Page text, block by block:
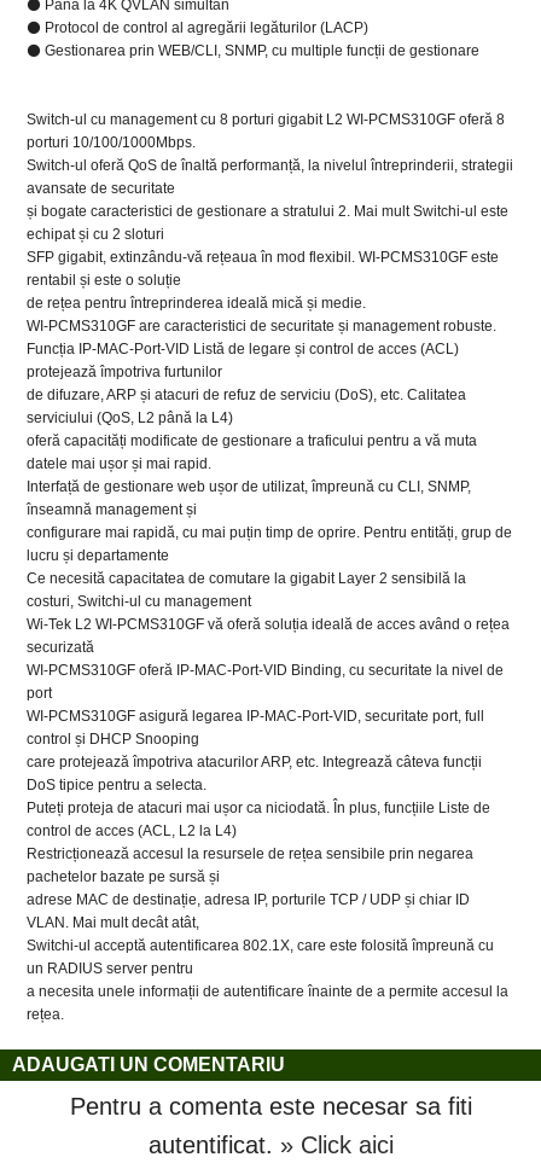
⚫ Până la 4K QVLAN simultan
⚫ Protocol de control al agregării legăturilor (LACP)
⚫ Gestionarea prin WEB/CLI, SNMP, cu multiple funcții de gestionare
Switch-ul cu management cu 8 porturi gigabit L2 WI-PCMS310GF oferă 8
porturi 10/100/1000Mbps.
Switch-ul oferă QoS de înaltă performanță, la nivelul întreprinderii, strategii
avansate de securitate
și bogate caracteristici de gestionare a stratului 2. Mai mult Switchi-ul este
echipat și cu 2 sloturi
SFP gigabit, extinzându-vă rețeaua în mod flexibil. WI-PCMS310GF este
rentabil și este o soluție
de rețea pentru întreprinderea ideală mică și medie.
WI-PCMS310GF are caracteristici de securitate și management robuste.
Funcția IP-MAC-Port-VID Listă de legare și control de acces (ACL)
protejează împotriva furtunilor
de difuzare, ARP și atacuri de refuz de serviciu (DoS), etc. Calitatea
serviciului (QoS, L2 până la L4)
oferă capacități modificate de gestionare a traficului pentru a vă muta
datele mai ușor și mai rapid.
Interfață de gestionare web ușor de utilizat, împreună cu CLI, SNMP,
înseamnă management și
configurare mai rapidă, cu mai puțin timp de oprire. Pentru entități, grup de
lucru și departamente
Ce necesită capacitatea de comutare la gigabit Layer 2 sensibilă la
costuri, Switchi-ul cu management
Wi-Tek L2 WI-PCMS310GF vă oferă soluția ideală de acces având o rețea
securizată
WI-PCMS310GF oferă IP-MAC-Port-VID Binding, cu securitate la nivel de
port
WI-PCMS310GF asigură legarea IP-MAC-Port-VID, securitate port, full
control și DHCP Snooping
care protejează împotriva atacurilor ARP, etc. Integrează câteva funcții
DoS tipice pentru a selecta.
Puteți proteja de atacuri mai ușor ca niciodată. În plus, funcțiile Liste de
control de acces (ACL, L2 la L4)
Restricționează accesul la resursele de rețea sensibile prin negarea
pachetelor bazate pe sursă și
adrese MAC de destinație, adresa IP, porturile TCP / UDP și chiar ID
VLAN. Mai mult decât atât,
Switchi-ul acceptă autentificarea 802.1X, care este folosită împreună cu
un RADIUS server pentru
a necesita unele informații de autentificare înainte de a permite accesul la
rețea.
ADAUGATI UN COMENTARIU
Pentru a comenta este necesar sa fiti
autentificat. » Click aici